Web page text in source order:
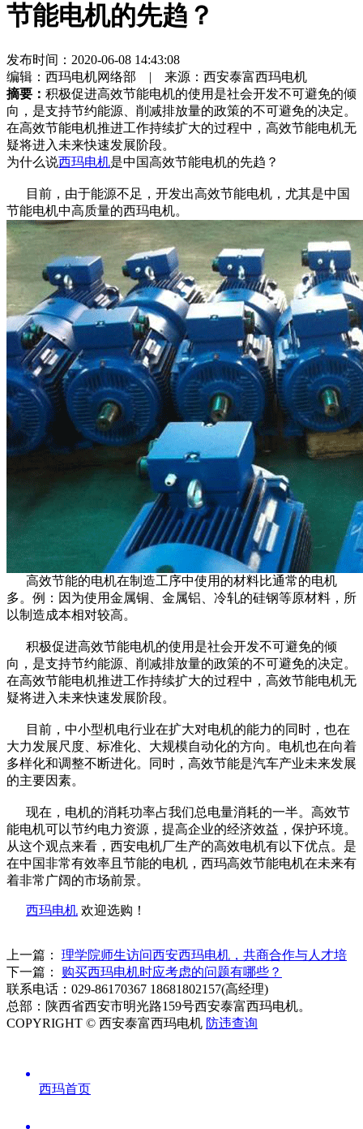
节能电机的先趋？
发布时间： 2020-06-08 14:43:08
编辑：西玛电机网络部 | 来源：西安泰富西玛电机
摘要： 积极促进高效节能电机的使用是社会开发不可避免的倾
向，是支持节约能源、削减排放量的政策的不可避免的决定。
在高效节能电机推进工作持续扩大的过程中，高效节能电机无
疑将进入未来快速发展阶段。
为什么说西玛电机是中国高效节能电机的先趋？
目前，由于能源不足，开发出高效节能电机，尤其是中国
节能电机中高质量的西玛电机。
高效节能的电机在制造工序中使用的材料比通常的电机
多。例：因为使用金属铜、金属铝、冷轧的硅钢等原材料，所
以制造成本相对较高。
积极促进高效节能电机的使用是社会开发不可避免的倾
向，是支持节约能源、削减排放量的政策的不可避免的决定。
在高效节能电机推进工作持续扩大的过程中，高效节能电机无
疑将进入未来快速发展阶段。
目前，中小型机电行业在扩大对电机的能力的同时，也在
大力发展尺度、标准化、大规模自动化的方向。电机也在向着
多样化和调整不断进化。同时，高效节能是汽车产业未来发展
的主要因素。
现在，电机的消耗功率占我们总电量消耗的一半。高效节
能电机可以节约电力资源，提高企业的经济效益，保护环境。
从这个观点来看，西安电机厂生产的高效电机有以下优点。是
在中国非常有效率且节能的电机，西玛高效节能电机在未来有
着非常广阔的市场前景。
西玛电机 欢迎选购！
上一篇： 理学院师生访问西安西玛电机，共商合作与人才培
下一篇： 购买西玛电机时应考虑的问题有哪些？
联系电话：029-86170367 18681802157(高经理)
总部：陕西省西安市明光路159号西安泰富西玛电机。
COPYRIGHT © 西安泰富西玛电机 防违查询
西玛首页